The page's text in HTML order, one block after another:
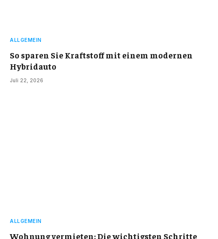
ALLGEMEIN
So sparen Sie Kraftstoff mit einem modernen
Hybridauto
Juli 22, 2026
ALLGEMEIN
Wohnung vermieten: Die wichtigsten Schritte